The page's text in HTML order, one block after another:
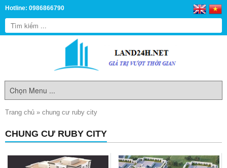
Hotline: 0986866790
Trang chủ » chung cư ruby city
CHUNG CƯ RUBY CITY